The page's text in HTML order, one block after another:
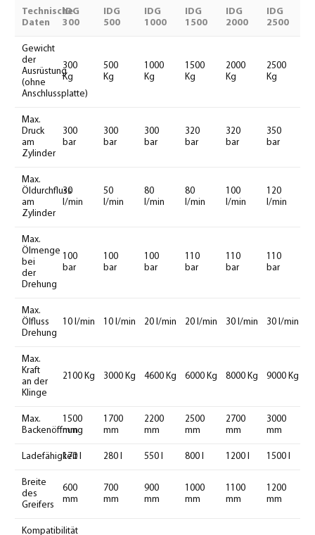
Technische
Daten
IDG
300
IDG
500
IDG
1000
IDG
1500
IDG
2000
IDG
2500
Gewicht
der
Ausrüstung
(ohne
Anschlussplatte)
300
Kg
500
Kg
1000
Kg
1500
Kg
2000
Kg
2500
Kg
Max.
Druck
am
Zylinder
300
bar
300
bar
300
bar
320
bar
320
bar
350
bar
Max.
Öldurchfluss
am
Zylinder
30
l/min
50
l/min
80
l/min
80
l/min
100
l/min
120
l/min
Max.
Ölmenge
bei
der
Drehung
100
bar
100
bar
100
bar
110
bar
110
bar
110
bar
Max.
Ölfluss
Drehung
10 l/min 10 l/min 20 l/min 20 l/min 30 l/min 30 l/min
Max.
Kraft
an der
Klinge
2100 Kg 3000 Kg 4600 Kg 6000 Kg 8000 Kg 9000 Kg
Max.
Backenöffnung
1500
mm
1700
mm
2200
mm
2500
mm
2700
mm
3000
mm
Ladefähigkeit
170 l 280 l 550 l 800 l 1200 l 1500 l
Breite
des
Greifers
600
mm
700
mm
900
mm
1000
mm
1100
mm
1200
mm
Kompatibilität